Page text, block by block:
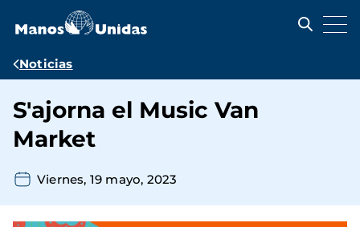
contenido
Ruta
navegación
Noticias
S'ajorna el Music Van
Market
Viernes, 19 mayo, 2023